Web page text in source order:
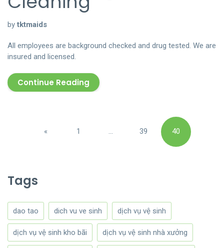
by tktmaids
All employees are background checked and drug tested. We are
insured and licensed.
Continue Reading
pagination
« 1 … 39 40
Tags
dao tao dich vu ve sinh dịch vụ vệ sinh
dịch vụ vệ sinh kho bãi dịch vụ vệ sinh nhà xưởng